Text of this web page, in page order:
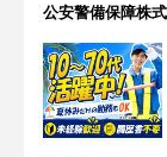
公安警備保障株